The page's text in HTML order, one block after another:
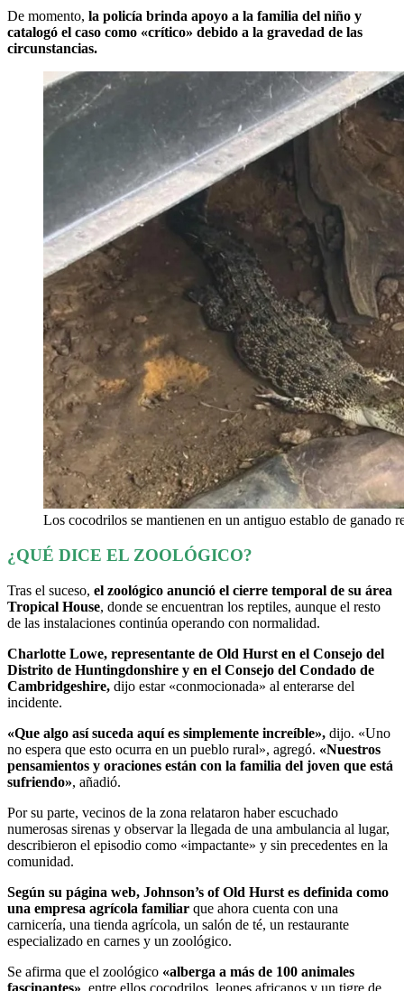
De momento, la policía brinda apoyo a la familia del niño y
catalogó el caso como «crítico» debido a la gravedad de las
circunstancias.
Los cocodrilos se mantienen en un antiguo establo de ganado
¿QUÉ DICE EL ZOOLÓGICO?
Tras el suceso, el zoológico anunció el cierre temporal de su área
Tropical House, donde se encuentran los reptiles, aunque el resto
de las instalaciones continúa operando con normalidad.
Charlotte Lowe, representante de Old Hurst en el Consejo del
Distrito de Huntingdonshire y en el Consejo del Condado de
Cambridgeshire, dijo estar «conmocionada» al enterarse del
incidente.
«Que algo así suceda aquí es simplemente increíble», dijo. «Uno
no espera que esto ocurra en un pueblo rural», agregó. «Nuestros
pensamientos y oraciones están con la familia del joven que está
sufriendo», añadió.
Por su parte, vecinos de la zona relataron haber escuchado
numerosas sirenas y observar la llegada de una ambulancia al lugar,
describieron el episodio como «impactante» y sin precedentes en la
comunidad.
Según su página web, Johnson’s of Old Hurst es definida como
una empresa agrícola familiar que ahora cuenta con una
carnicería, una tienda agrícola, un salón de té, un restaurante
especializado en carnes y un zoológico.
Se afirma que el zoológico «alberga a más de 100 animales
fascinantes» , entre ellos cocodrilos, leones africanos y un tigre de